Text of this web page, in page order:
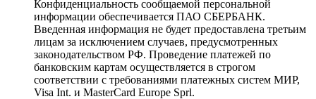
Конфиденциальность сообщаемой персональной
информации обеспечивается ПАО СБЕРБАНК.
Введенная информация не будет предоставлена третьим
лицам за исключением случаев, предусмотренных
законодательством РФ. Проведение платежей по
банковским картам осуществляется в строгом
соответствии с требованиями платежных систем МИР,
Visa Int. и MasterCard Europe Sprl.